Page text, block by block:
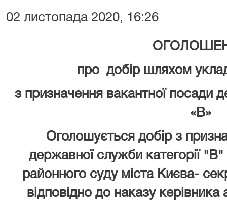
02 листопада 2020, 16:26
про добір шляхом
з призначення вакантної посади
«В»
Оголошується добір з
державної служби категорії
районного суду міста Києва-
відповідно до наказу